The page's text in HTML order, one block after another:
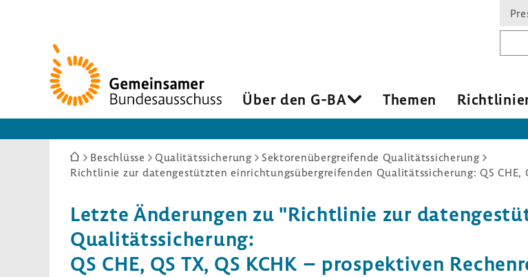
Zur
Startseite
Über den G-BA Themen
Sie
sind
Beschlüsse Qualitätssicherung
Sektorenübergreifende Qualitätssicherung
Letzte Ände­rungen zu "Richt­linie zur
Quali­täts­si­che­rung:
QS CHE, QS TX, QS KCHK – prospek­tiven